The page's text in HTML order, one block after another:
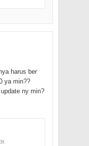
harus ber
ya min??
ny min?